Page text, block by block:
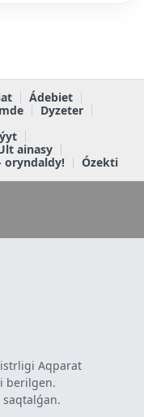
Ádebiet
Dyzeter
ainasy
oryndaldy! Ózekti
Aqparat
berilgen.